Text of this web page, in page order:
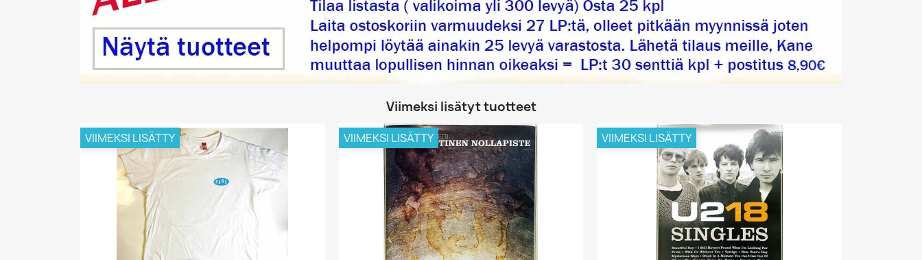
Viimeksi lisätyt tuotteet
VIIMEKSI LISÄTTY VIIMEKSI LISÄTTY VIIMEKSI LISÄTTY